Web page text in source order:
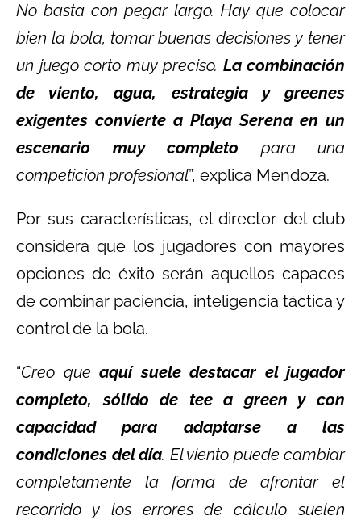
No basta con pegar largo. Hay que colocar
bien la bola, tomar buenas decisiones y tener
un juego corto muy preciso. La combinación
de viento, agua, estrategia y greenes
exigentes convierte a Playa Serena en un
escenario muy completo para una
competición profesional”, explica Mendoza.
Por sus características, el director del club
considera que los jugadores con mayores
opciones de éxito serán aquellos capaces
de combinar paciencia, inteligencia táctica y
control de la bola.
“Creo que aquí suele destacar el jugador
completo, sólido de tee a green y con
capacidad para adaptarse a las
condiciones del día. El viento puede cambiar
completamente la forma de afrontar el
recorrido y los errores de cálculo suelen